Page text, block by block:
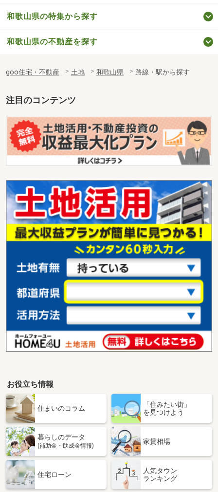
和歌山県の特集から探す
和歌山県の不動産を探す
goo住宅・不動産 土地 和歌山県 路線・駅から探す
注目のコンテンツ
お役立ち情報
住まいのコラム
「住みたい街」
を見つけよう
暮らしのデータ
(補助金・助成金情報)
家賃相場
住宅ローン
人気タウン
ランキング